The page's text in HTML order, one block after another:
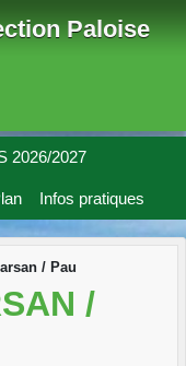
Paloise
2026/2027
Infos pratiques
/ Pau
/